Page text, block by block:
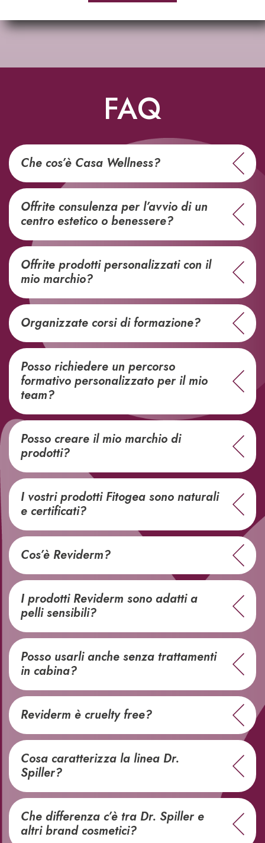
FAQ
Che cos’è Casa Wellness?
Offrite consulenza per l’avvio di un
centro estetico o benessere?
Offrite prodotti personalizzati con il
mio marchio?
Organizzate corsi di formazione?
Posso richiedere un percorso
formativo personalizzato per il mio
team?
Posso creare il mio marchio di
prodotti?
I vostri prodotti Fitogea sono naturali
e certificati?
Cos’è Reviderm?
I prodotti Reviderm sono adatti a
pelli sensibili?
Posso usarli anche senza trattamenti
in cabina?
Reviderm è cruelty free?
Cosa caratterizza la linea Dr.
Spiller?
Che differenza c’è tra Dr. Spiller e
altri brand cosmetici?